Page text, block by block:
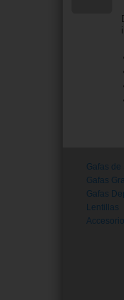
Gafas de
Gafas
Gafas
Lentillas